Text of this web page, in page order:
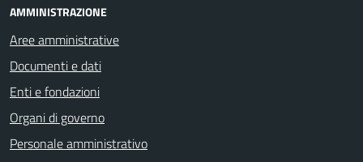
AMMINISTRAZIONE
Aree amministrative
Documenti e dati
Enti e fondazioni
Organi di governo
Personale amministrativo